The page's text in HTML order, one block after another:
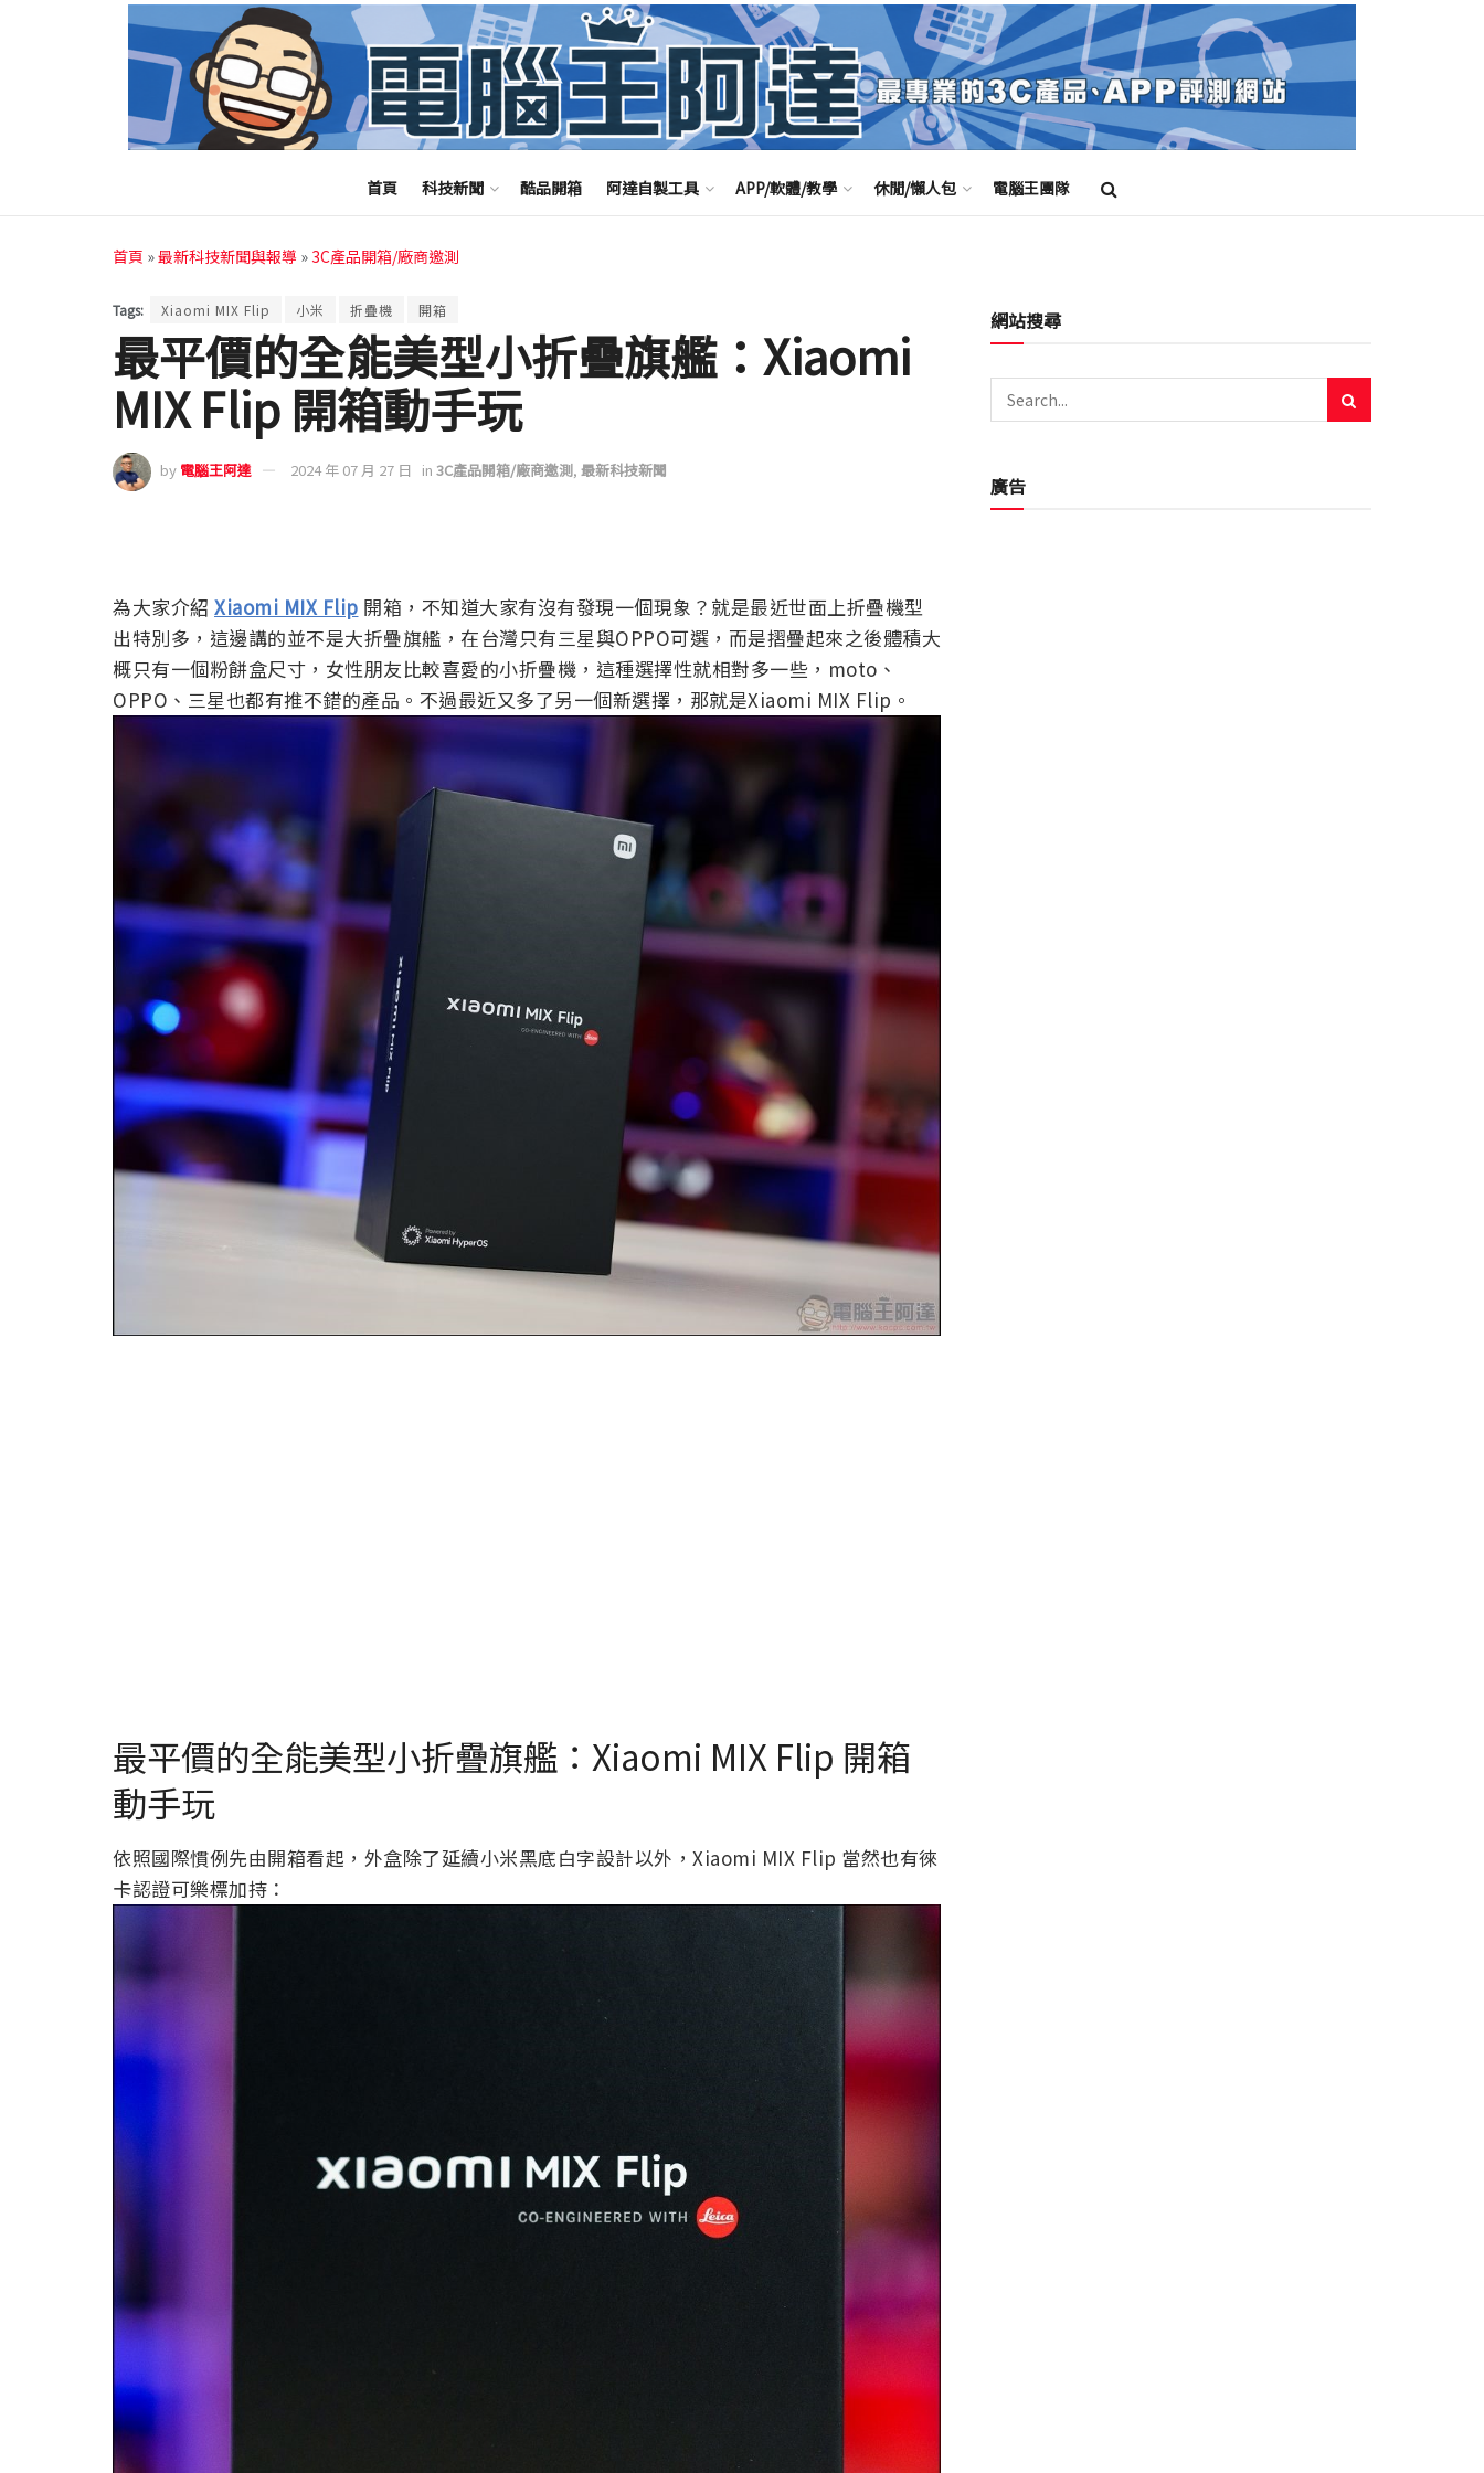
首頁 科技新聞 酷品開箱 阿達自製工具 APP/軟體/教學 休閒/懶人包 電腦王團隊
首頁 »最新科技新聞與報導 »3C產品開箱/廠商邀測
Tags: Xiaomi MIX Flip 小米 折疊機 開箱
最平價的全能美型小折疊旗艦：Xiaomi
MIX Flip 開箱動手玩
by 電腦王阿達 2024 年 07 月 27 日 in 3C產品開箱/廠商邀測, 最新科技新聞
為大家介紹 Xiaomi MIX Flip 開箱，不知道大家有沒有發現一個現象？就是最近世面上折疊機型
出特別多，這邊講的並不是大折疊旗艦，在台灣只有三星與OPPO可選，而是摺疊起來之後體積大
概只有一個粉餅盒尺寸，女性朋友比較喜愛的小折疊機，這種選擇性就相對多一些，moto、
OPPO、三星也都有推不錯的產品。不過最近又多了另一個新選擇，那就是Xiaomi MIX Flip。
最平價的全能美型小折疊旗艦：Xiaomi MIX Flip 開箱
動手玩
依照國際慣例先由開箱看起，外盒除了延續小米黑底白字設計以外，Xiaomi MIX Flip 當然也有徠
卡認證可樂標加持：
網站搜尋
廣告